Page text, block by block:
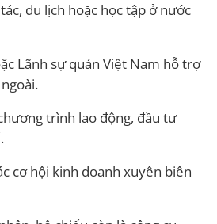
du lịch hoặc học tập ở nước
Lãnh sự quán Việt Nam hỗ trợ
trình lao động, đầu tư
cơ hội kinh doanh xuyên biên